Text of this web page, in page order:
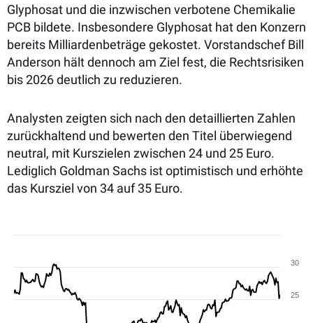
Glyphosat und die inzwischen verbotene Chemikalie
PCB bildete. Insbesondere Glyphosat hat den Konzern
bereits Milliardenbeträge gekostet. Vorstandschef Bill
Anderson hält dennoch am Ziel fest, die Rechtsrisiken
bis 2026 deutlich zu reduzieren.
Analysten zeigten sich nach den detaillierten Zahlen
zurückhaltend und bewerten den Titel überwiegend
neutral, mit Kurszielen zwischen 24 und 25 Euro.
Lediglich Goldman Sachs ist optimistisch und erhöhte
das Kursziel von 34 auf 35 Euro.
25
30